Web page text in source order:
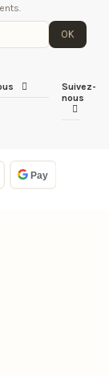
OK
Suivez-
nous
Pay